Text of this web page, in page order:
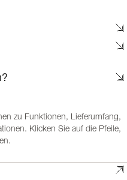
zu Funktionen, Lieferumfang,
Klicken Sie auf die Pfeile,